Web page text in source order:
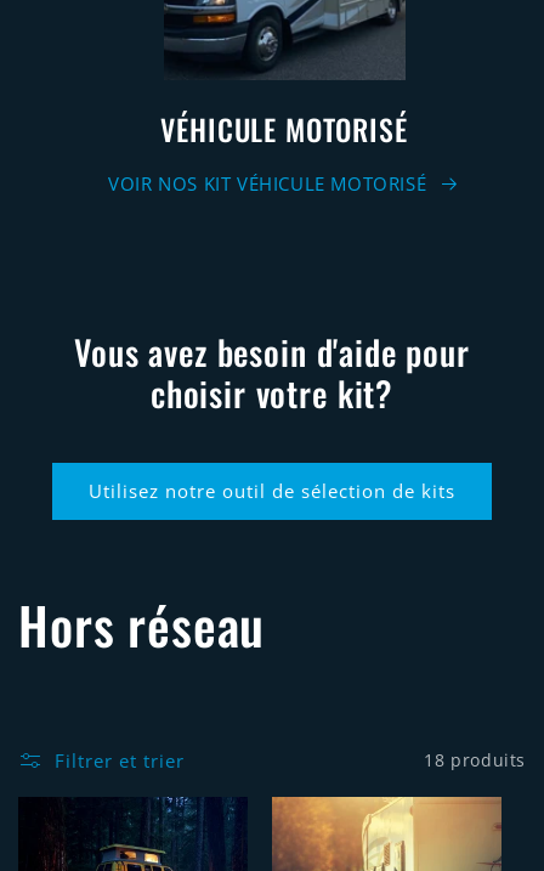
VÉHICULE MOTORISÉ
VOIR NOS KIT VÉHICULE MOTORISÉ
Vous avez besoin d'aide pour
choisir votre kit?
Utilisez notre outil de sélection de kits
C
l
l
Hors réseau
Filtrer et trier 18 produits